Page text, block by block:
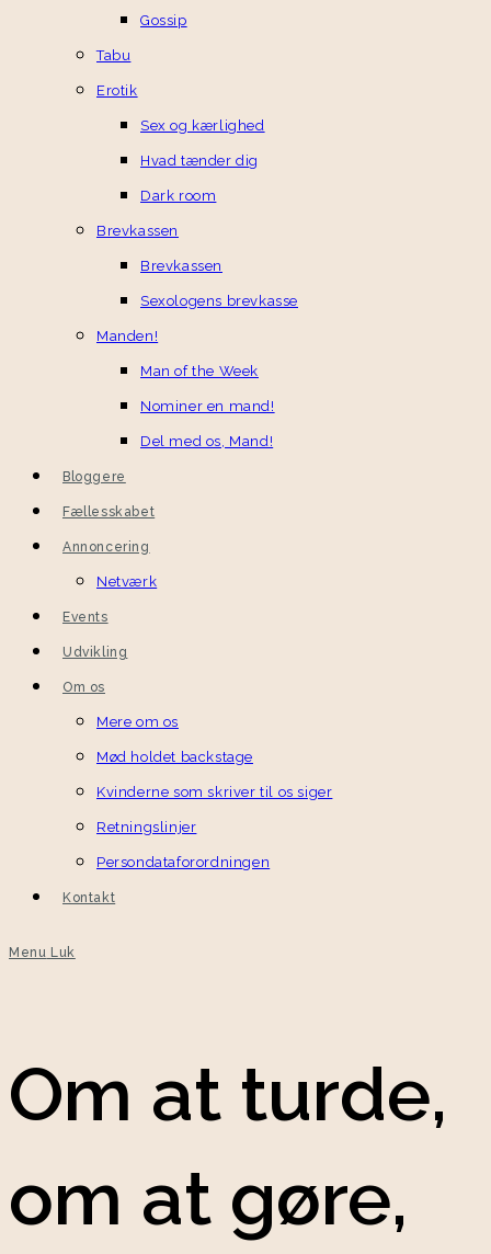
Gossip
Tabu
Erotik
Sex og kærlighed
Hvad tænder dig
Dark room
Brevkassen
Brevkassen
Sexologens brevkasse
Manden!
Man of the Week
Nominer en mand!
Del med os, Mand!
Bloggere
Fællesskabet
Annoncering
Netværk
Events
Udvikling
Om os
Mere om os
Mød holdet backstage
Kvinderne som skriver til os siger
Retningslinjer
Persondataforordningen
Kontakt
Menu Luk
Om at turde,
om at gøre,